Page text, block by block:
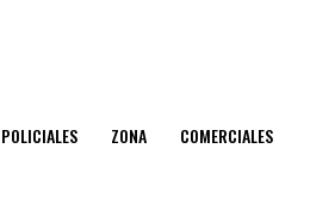
POLICIALES ZONA COMERCIALES